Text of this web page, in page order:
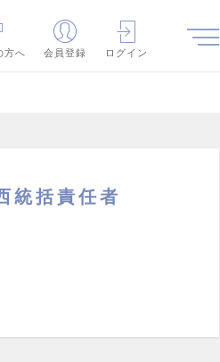
方へ 会員登録 ログイン
統括責任者